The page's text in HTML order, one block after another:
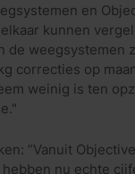
en
kunnen
de weegsystemen
correcties op
weinig is ten
”Vanuit
hebben nu echte